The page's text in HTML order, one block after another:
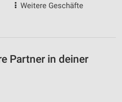
Weitere Geschäfte
Partner in deiner